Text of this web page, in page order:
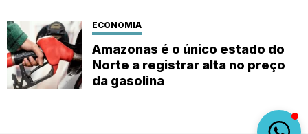
ECONOMIA
Amazonas é o único estado do
Norte a registrar alta no preço
da gasolina